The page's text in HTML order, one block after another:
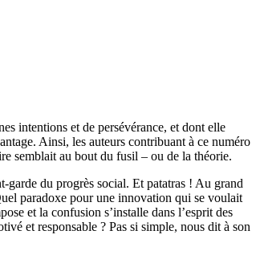
intentions et de persévérance, et dont elle
Ainsi, les auteurs contribuant à ce numéro
semblait au bout du fusil – ou de la théorie.
garde du progrès social. Et patatras ! Au grand
paradoxe pour une innovation qui se voulait
et la confusion s’installe dans l’esprit des
et responsable ? Pas si simple, nous dit à son